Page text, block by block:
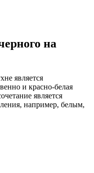
на
является
и красно-белая
является
например, белым,